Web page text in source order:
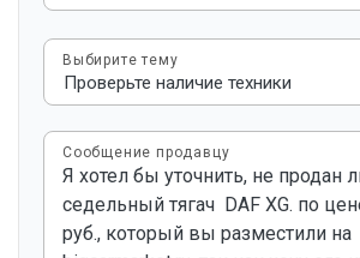
Выбирите тему
Сообщение продавцу